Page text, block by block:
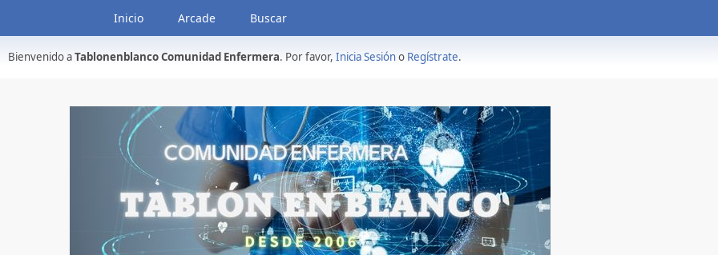
Inicio Arcade Buscar
Bienvenido aTablonenblanco Comunidad Enfermera. Por favor, Inicia Sesióno Regístrate.